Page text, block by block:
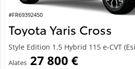
#FR69392450
Toyota Yaris Cross
Style Edition 1.5 Hybrid 115 e-CVT
Alates 27 800 €